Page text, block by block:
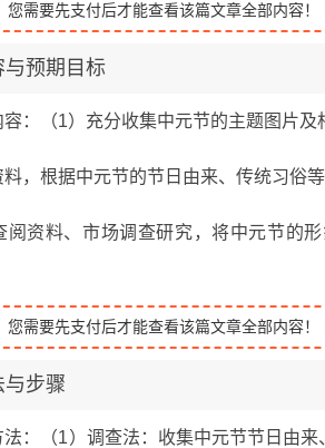
需要先支付后才能查看该篇文章全部内容！
与预期目标
容：（1）充分收集中元节的主题图片及
料，根据中元节的节日由来、传统习俗
阅资料、市场调查研究，将中元节的
需要先支付后才能查看该篇文章全部内容！
与步骤
法：（1）调查法：收集中元节节日由